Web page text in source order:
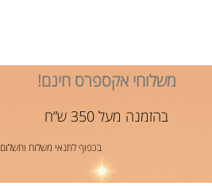
משלוחי אקספרס חינם!
בהזמנה מעל 350 ש”ח
בכפוף לתנאי משלוח ותשלום